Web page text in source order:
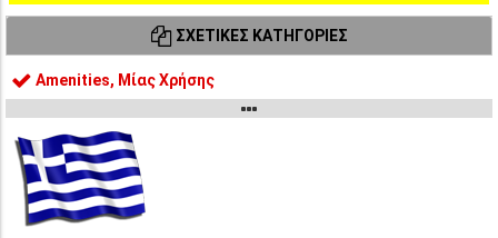
ΣΧΕΤΙΚΈΣ ΚΑΤΗΓΟΡΊΕΣ
Amenities, Μίας Χρήσης